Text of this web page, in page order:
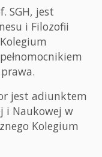
SGH, jest
i Filozofii
jest adiunktem
i Naukowej w
Kolegium